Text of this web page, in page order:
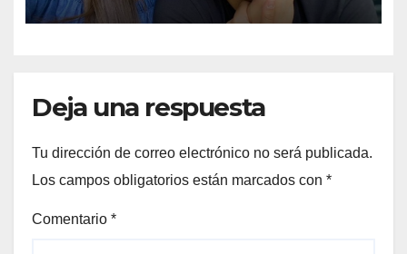
Perú para radicar en Madrid
Deja una respuesta
Tu dirección de correo electrónico no será publicada.
Los campos obligatorios están marcados con *
Comentario *